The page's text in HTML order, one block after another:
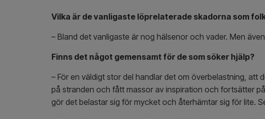
Vilka är de vanligaste löprelaterade skadorna som
– Bland det vanligaste är nog hälsenor och vader. Men
Finns det något gemensamt för de som söker hjälp?
– För en väldigt stor del handlar det om överbelastning,
på stranden och fått massor av inspiration och fortsätter
gör det belastar sig för mycket och återhämtar sig för lite.